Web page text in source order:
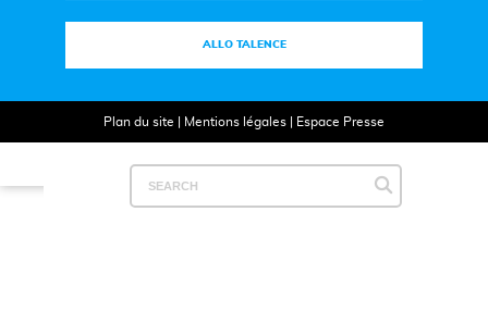
ALLO TALENCE
Plan du site Mentions légales| Espace Presse